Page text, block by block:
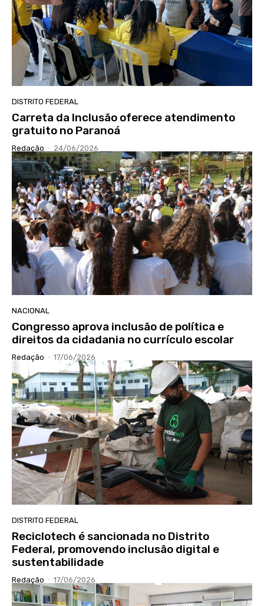
DISTRITO FEDERAL
Carreta da Inclusão oferece atendimento
gratuito no Paranoá
Redação - 24/06/2026
NACIONAL
Congresso aprova inclusão de política e
direitos da cidadania no currículo escolar
Redação - 17/06/2026
DISTRITO FEDERAL
Reciclotech é sancionada no Distrito
Federal, promovendo inclusão digital e
sustentabilidade
Redação - 17/06/2026